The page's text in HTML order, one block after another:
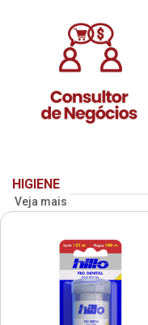
HIGIENE
Veja mais